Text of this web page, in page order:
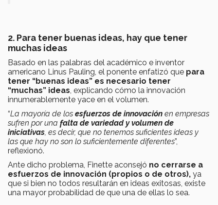
2. Para tener buenas ideas, hay que tener
muchas ideas
Basado en las palabras del académico e inventor
americano Linus Pauling, el ponente enfatizó que para
tener “buenas ideas” es necesario tener
“muchas” ideas, explicando cómo la innovación
innumerablemente yace en el volumen.
“La mayoría de los esfuerzos de innovación en empresas
sufren por una falta de variedad y volumen de
iniciativas, es decir, que no tenemos suficientes ideas y
las que hay no son lo suficientemente diferentes”,
reflexionó.
Ante dicho problema, Finette aconsejó no cerrarse a
esfuerzos de innovación (propios o de otros), ya
que si bien no todos resultarán en ideas exitosas, existe
una mayor probabilidad de que una de ellas lo sea.